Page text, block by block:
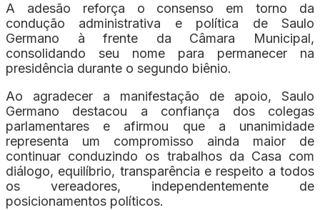
A adesão reforça o consenso em torno da
condução administrativa e política de Saulo
Germano à frente da Câmara Municipal,
consolidando seu nome para permanecer na
presidência durante o segundo biênio.
Ao agradecer a manifestação de apoio, Saulo
Germano destacou a confiança dos colegas
parlamentares e afirmou que a unanimidade
representa um compromisso ainda maior de
continuar conduzindo os trabalhos da Casa com
diálogo, equilíbrio, transparência e respeito a todos
os vereadores, independentemente de
posicionamentos políticos.